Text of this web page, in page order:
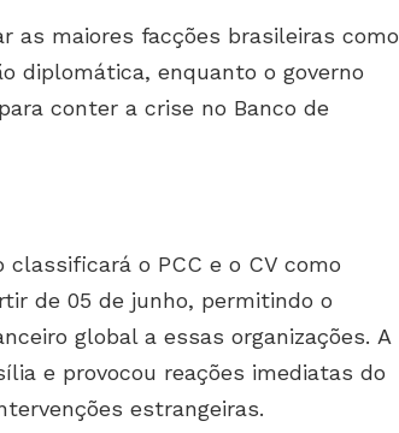
as maiores facções brasileiras como
diplomática, enquanto o governo
conter a crise no Banco de
o PCC e o CV como
de 05 de junho, permitindo o
global a essas organizações. A
e provocou reações imediatas do
estrangeiras.